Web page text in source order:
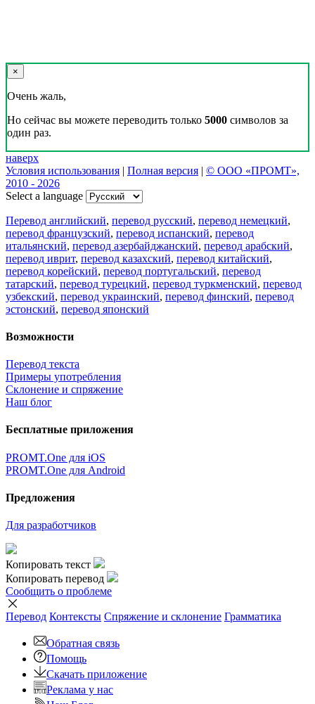
×
Очень жаль,
Но сейчас вы можете переводить только 5000 символов за
один раз.
наверх
Условия использования | Полная версия | © ООО «ПРОМТ»,
2010 - 2026
Select a language
Перевод английский, перевод русский, перевод немецкий,
перевод французский, перевод испанский, перевод
итальянский, перевод азербайджанский, перевод арабский,
перевод иврит, перевод казахский, перевод китайский,
перевод корейский, перевод португальский, перевод
татарский, перевод турецкий, перевод туркменский, перевод
узбекский, перевод украинский, перевод финский, перевод
эстонский, перевод японский
Возможности
Перевод текста
Примеры употребления
Склонение и спряжение
Наш блог
Бесплатные приложения
PROMT.One для iOS
PROMT.One для Android
Предложения
Для разработчиков
Копировать текст
Копировать перевод
Сообщить о проблеме
Перевод Контексты Спряжение и склонение Грамматика
Обратная связь
Помощь
Скачать приложение
Реклама у нас